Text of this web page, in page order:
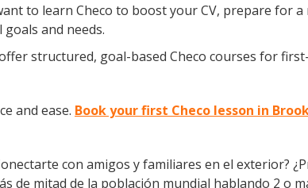
to learn Checo to boost your CV, prepare for
and needs.
structured, goal-based Checo courses for
and ease. Book your first Checo lesson in
con amigos y familiares en el exterior?
de mitad de la población mundial hablando 2 o